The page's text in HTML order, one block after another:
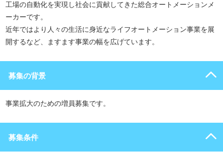
工場の自動化を実現し社会に貢献してきた総合オートメーションメ
ーカーです。
近年ではより人々の生活に身近なライフオートメーション事業を展
開するなど、ますます事業の幅を広げています。
募集の背景
事業拡大のための増員募集です。
募集条件